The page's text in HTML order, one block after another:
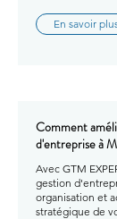
En savoir
Comment
d'entreprise à
Avec GTM
gestion
organisation et
stratégique de